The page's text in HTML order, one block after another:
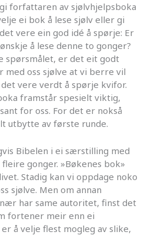
forfattaren av sjølvhjelpsboka
ei bok å lese sjølv eller gi
vere ein god idé å spørje: Er
å lese denne to gonger?
spørsmålet, er det eit godt
med oss sjølve at vi berre vil
vere verdt å spørje kvifor.
framstår spesielt viktig,
for oss. For det er nokså
utbytte av første runde.
Bibelen i ei særstilling med
gonger. »Bøkenes bok»
Stadig kan vi oppdage noko
sjølve. Men om annan
har same autoritet, finst det
fortener meir enn ei
å velje flest mogleg av slike,